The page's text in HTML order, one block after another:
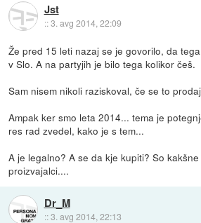
Jst
::3. avg 2014, 22:09
Že pred 15 leti nazaj se je govorilo, da
v Slo. A na partyjih je bilo tega kolikor češ.
Sam nisem nikoli raziskoval, če se to
Ampak ker smo leta 2014... tema je
res rad zvedel, kako je s tem...
A je legalno? A se da kje kupiti? So
proizvajalci....
Dr_M
::3. avg 2014, 22:13